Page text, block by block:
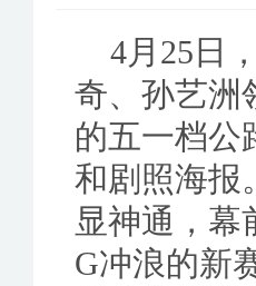
4月25日
奇、孙艺洲
的五一档公
和剧照海报
显神通，幕
G冲浪的新